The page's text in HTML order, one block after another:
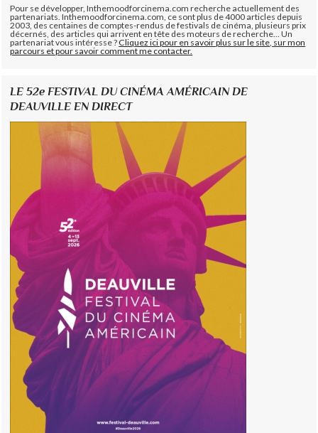
Pour se développer, Inthemoodforcinema.com recherche actuellement des
partenariats. Inthemoodforcinema.com, ce sont plus de 4000 articles depuis
2003, des centaines de comptes-rendus de festivals de cinéma, plusieurs prix
décernés, des articles qui arrivent en tête des moteurs de recherche... Un
partenariat vous intéresse ?Cliquez ici pour en savoir plus sur le site, sur mon
parcours et pour savoir comment me contacter.
LE 52e FESTIVAL DU CINÉMA AMÉRICAIN DE
DEAUVILLE EN DIRECT